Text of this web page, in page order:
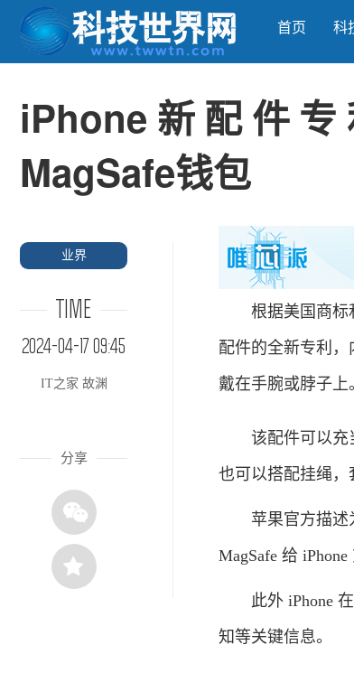
首页 科
iPhone新配件
MagSafe钱包
业界
TIME
2024-04-17 09:45
IT之家 故渊
分享
根据美国商标和
配件的全新专利，
戴在手腕或脖子上
该配件可以充当
也可以搭配挂绳，
苹果官方描述为
MagSafe 给 iPhone
此外 iPhone 在
知等关键信息。